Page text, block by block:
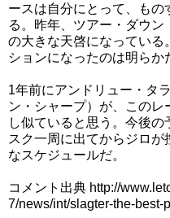
ースは自分にとって、も
る。昨年、ツアー・ダウ
の大きな天啓になっている
ションになったのは明らか
1年前にアンドリュー・タ
ン・シャープ）が、この
し似ていると思う。今後
スク一周に出てからジロ
なスケジュールだ。
コメント出典 http://
7/news/int/slagter-the-best-